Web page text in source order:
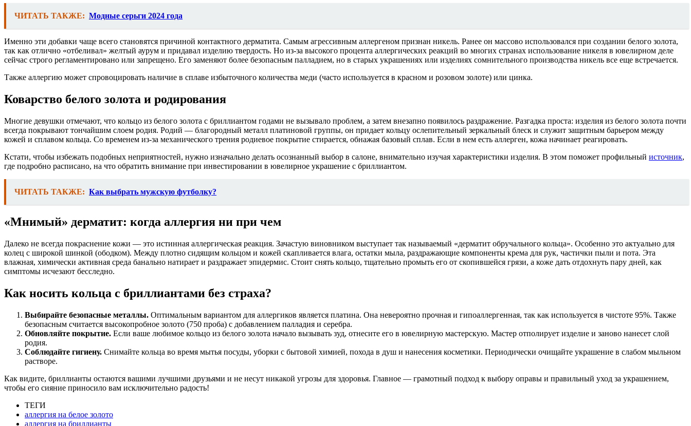
ЧИТАТЬ ТАКЖЕ: Модные серьги 2024 года
Именно эти добавки чаще всего становятся причиной контактного дерматита. Самым агрессивным аллергеном признан никель. Ранее он массово использовался при создании белого золота,
так как отлично «отбеливал» желтый аурум и придавал изделию твердость. Но из-за высокого процента аллергических реакций во многих странах использование никеля в ювелирном деле
сейчас строго регламентировано или запрещено. Его заменяют более безопасным палладием, но в старых украшениях или изделиях сомнительного производства никель все еще встречается.
Также аллергию может спровоцировать наличие в сплаве избыточного количества меди (часто используется в красном и розовом золоте) или цинка.
Коварство белого золота и родирования
Многие девушки отмечают, что кольцо из белого золота с бриллиантом годами не вызывало проблем, а затем внезапно появилось раздражение. Разгадка проста: изделия из белого золота почти
всегда покрывают тончайшим слоем родия. Родий — благородный металл платиновой группы, он придает кольцу ослепительный зеркальный блеск и служит защитным барьером между
кожей и сплавом кольца. Со временем из-за механического трения родиевое покрытие стирается, обнажая базовый сплав. Если в нем есть аллерген, кожа начинает реагировать.
Кстати, чтобы избежать подобных неприятностей, нужно изначально делать осознанный выбор в салоне, внимательно изучая характеристики изделия. В этом поможет профильный источник,
где подробно расписано, на что обратить внимание при инвестировании в ювелирное украшение с бриллиантом.
ЧИТАТЬ ТАКЖЕ: Как выбрать мужскую футболку?
«Мнимый» дерматит: когда аллергия ни при чем
Далеко не всегда покраснение кожи — это истинная аллергическая реакция. Зачастую виновником выступает так называемый «дерматит обручального кольца». Особенно это актуально для
колец с широкой шинкой (ободком). Между плотно сидящим кольцом и кожей скапливается влага, остатки мыла, раздражающие компоненты крема для рук, частички пыли и пота. Эта
влажная, химически активная среда банально натирает и раздражает эпидермис. Стоит снять кольцо, тщательно промыть его от скопившейся грязи, а коже дать отдохнуть пару дней, как
симптомы исчезают бесследно.
Как носить кольца с бриллиантами без страха?
Выбирайте безопасные металлы. Оптимальным вариантом для аллергиков является платина. Она невероятно прочная и гипоаллергенная, так как используется в чистоте 95%. Также
безопасным считается высокопробное золото (750 проба) с добавлением палладия и серебра.
Обновляйте покрытие. Если ваше любимое кольцо из белого золота начало вызывать зуд, отнесите его в ювелирную мастерскую. Мастер отполирует изделие и заново нанесет слой
родия.
Соблюдайте гигиену. Снимайте кольца во время мытья посуды, уборки с бытовой химией, похода в душ и нанесения косметики. Периодически очищайте украшение в слабом мыльном
растворе.
Как видите, бриллианты остаются вашими лучшими друзьями и не несут никакой угрозы для здоровья. Главное — грамотный подход к выбору оправы и правильный уход за украшением,
чтобы его сияние приносило вам исключительно радость!
ТЕГИ
аллергия на белое золото
аллергия на бриллианты